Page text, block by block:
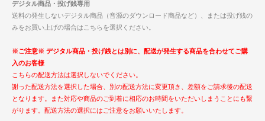
デジタル商品・投げ銭専用
送料の発生しないデジタル商品（音源のダウンロード商品など）、または投げ銭の
みをお買い上げの場合はこちらを選択ください。
※ご注意※ デジタル商品・投げ銭とは別に、配送が発生する商品を合わせてご購
入のお客様
こちらの配送方法は選択しないでください。
謝った配送方法を選択した場合、別の配送方法に変更頂き、差額をご請求後の配送
となります。また対応や商品のご到着に相応のお時間をいただいしまうことにも繋
がります。配送方法の選択にはご注意をお願いいたします。